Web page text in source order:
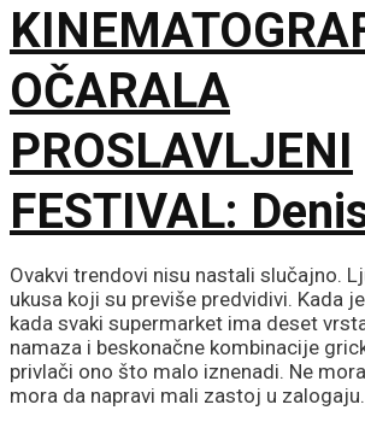
OČARALA
PROSLAVLJENI
FESTIVAL:
predstavio
na 79. izdanju u
Lokarnu
Ovakvi trendovi nisu nastali slučajno.
ukusa koji su previše predvidivi. Kada
kada svaki supermarket ima deset
namaza i beskonačne kombinacije
privlači ono što malo iznenadi. Ne
mora da napravi mali zastoj u zalogaju.